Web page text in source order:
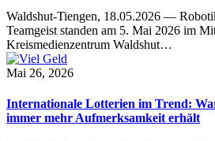
Waldshut-Tiengen, 18.05.2026 —
Teamgeist standen am 5. Mai 2026 im
Kreismedienzentrum Waldshut…
Mai 26, 2026
Internationale Lotterien im Trend:
immer mehr Aufmerksamkeit erhält